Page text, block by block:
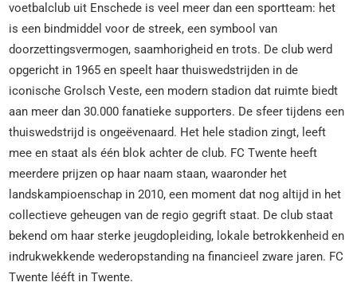
voetbalclub uit Enschede is veel meer dan een sportteam: het
is een bindmiddel voor de streek, een symbool van
doorzettingsvermogen, saamhorigheid en trots. De club werd
opgericht in 1965 en speelt haar thuiswedstrijden in de
iconische Grolsch Veste, een modern stadion dat ruimte biedt
aan meer dan 30.000 fanatieke supporters. De sfeer tijdens een
thuiswedstrijd is ongeëvenaard. Het hele stadion zingt, leeft
mee en staat als één blok achter de club. FC Twente heeft
meerdere prijzen op haar naam staan, waaronder het
landskampioenschap in 2010, een moment dat nog altijd in het
collectieve geheugen van de regio gegrift staat. De club staat
bekend om haar sterke jeugdopleiding, lokale betrokkenheid en
indrukwekkende wederopstanding na financieel zware jaren. FC
Twente lééft in Twente.